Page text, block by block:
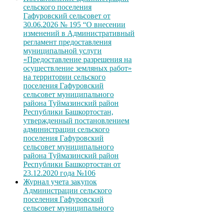
сельского поселения
Гафуровский сельсовет от
30.06.2026 № 195 “О внесении
изменений в Административный
регламент предоставления
муниципальной услуги
«Предоставление разрешения на
осуществление земляных работ»
на территории сельского
поселения Гафуровский
сельсовет муниципального
района Туймазинский район
Республики Башкортостан,
утвержденный постановлением
администрации сельского
поселения Гафуровский
сельсовет муниципального
района Туймазинский район
Республики Башкортостан от
23.12.2020 года №106
Журнал учета закупок
Администрации сельского
поселения Гафуровский
сельсовет муниципального